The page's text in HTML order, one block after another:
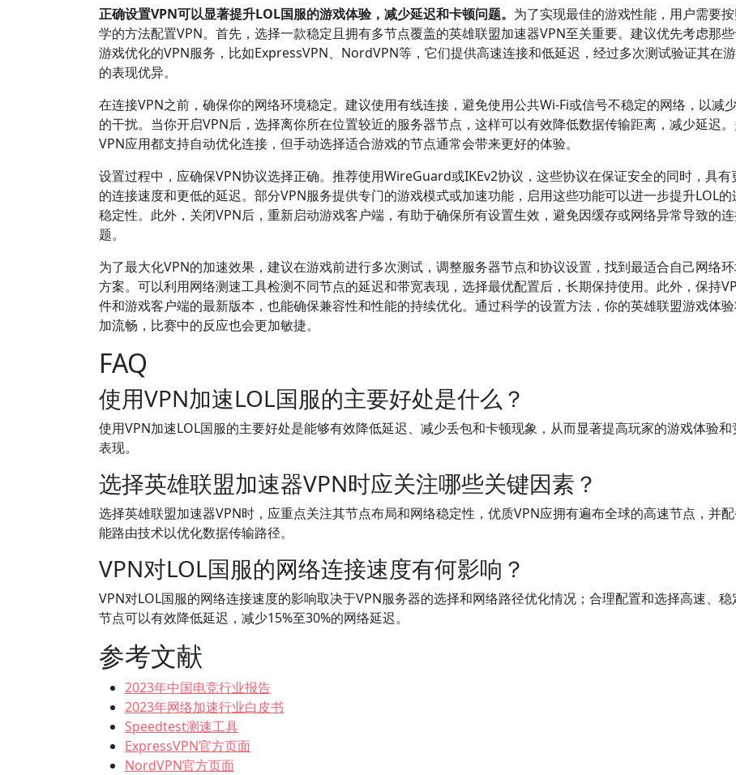
正确设置VPN可以显著提升LOL国服的游戏体验，减少延迟和卡顿问题。 为了实现最佳的游戏性能，用户需要
学的方法配置VPN。首先，选择一款稳定且拥有多节点覆盖的英雄联盟加速器VPN至关重要。建议优先考虑那
游戏优化的VPN服务，比如ExpressVPN、NordVPN等，它们提供高速连接和低延迟，经过多次测试验证其在
的表现优异。
在连接VPN之前，确保你的网络环境稳定。建议使用有线连接，避免使用公共Wi-Fi或信号不稳定的网络，以减
的干扰。当你开启VPN后，选择离你所在位置较近的服务器节点，这样可以有效降低数据传输距离，减少延迟
VPN应用都支持自动优化连接，但手动选择适合游戏的节点通常会带来更好的体验。
设置过程中，应确保VPN协议选择正确。推荐使用WireGuard或IKEv2协议，这些协议在保证安全的同时，具有
的连接速度和更低的延迟。部分VPN服务提供专门的游戏模式或加速功能，启用这些功能可以进一步提升LOL的
稳定性。此外，关闭VPN后，重新启动游戏客户端，有助于确保所有设置生效，避免因缓存或网络异常导致的
题。
为了最大化VPN的加速效果，建议在游戏前进行多次测试，调整服务器节点和协议设置，找到最适合自己网络
方案。可以利用网络测速工具检测不同节点的延迟和带宽表现，选择最优配置后，长期保持使用。此外，保持
件和游戏客户端的最新版本，也能确保兼容性和性能的持续优化。通过科学的设置方法，你的英雄联盟游戏体
加流畅，比赛中的反应也会更加敏捷。
FAQ
使用VPN加速LOL国服的主要好处是什么？
使用VPN加速LOL国服的主要好处是能够有效降低延迟、减少丢包和卡顿现象，从而显著提高玩家的游戏体验和
表现。
选择英雄联盟加速器VPN时应关注哪些关键因素？
选择英雄联盟加速器VPN时，应重点关注其节点布局和网络稳定性，优质VPN应拥有遍布全球的高速节点，并
能路由技术以优化数据传输路径。
VPN对LOL国服的网络连接速度有何影响？
VPN对LOL国服的网络连接速度的影响取决于VPN服务器的选择和网络路径优化情况；合理配置和选择高速、稳
节点可以有效降低延迟，减少15%至30%的网络延迟。
参考文献
2023年中国电竞行业报告
2023年网络加速行业白皮书
Speedtest测速工具
ExpressVPN官方页面
NordVPN官方页面